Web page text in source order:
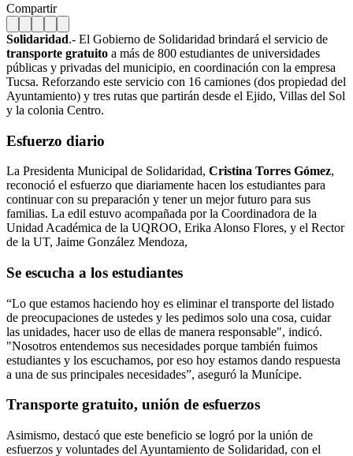
Compartir
Solidaridad.- El Gobierno de Solidaridad brindará el servicio de
transporte gratuito a más de 800 estudiantes de universidades
públicas y privadas del municipio, en coordinación con la empresa
Tucsa. Reforzando este servicio con 16 camiones (dos propiedad del
Ayuntamiento) y tres rutas que partirán desde el Ejido, Villas del Sol
y la colonia Centro.
Esfuerzo diario
La Presidenta Municipal de Solidaridad, Cristina Torres Gómez,
reconoció el esfuerzo que diariamente hacen los estudiantes para
continuar con su preparación y tener un mejor futuro para sus
familias. La edil estuvo acompañada por la Coordinadora de la
Unidad Académica de la UQROO, Erika Alonso Flores, y el Rector
de la UT, Jaime González Mendoza,
Se escucha a los estudiantes
“Lo que estamos haciendo hoy es eliminar el transporte del listado
de preocupaciones de ustedes y les pedimos solo una cosa, cuidar
las unidades, hacer uso de ellas de manera responsable", indicó.
"Nosotros entendemos sus necesidades porque también fuimos
estudiantes y los escuchamos, por eso hoy estamos dando respuesta
a una de sus principales necesidades”, aseguró la Munícipe.
Transporte gratuito, unión de esfuerzos
Asimismo, destacó que este beneficio se logró por la unión de
esfuerzos y voluntades del Ayuntamiento de Solidaridad, con el